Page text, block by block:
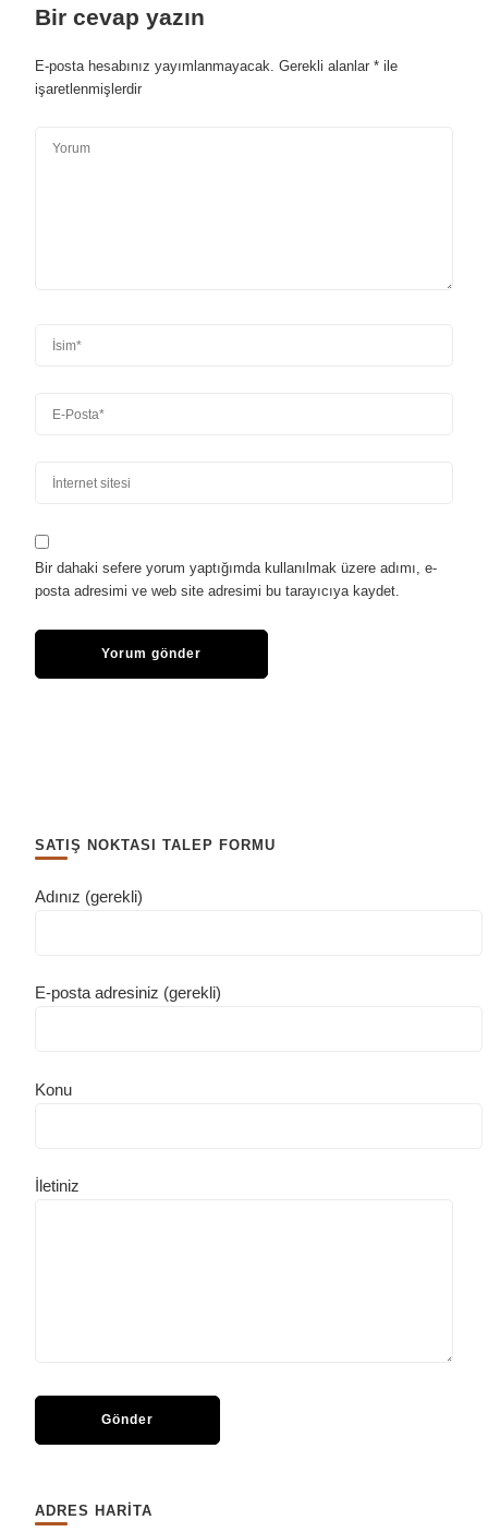
Bir cevap yazın
E-posta hesabınız yayımlanmayacak. Gerekli alanlar * ile
işaretlenmişlerdir
Bir dahaki sefere yorum yaptığımda kullanılmak üzere adımı, e-
posta adresimi ve web site adresimi bu tarayıcıya kaydet.
SATIŞ NOKTASI TALEP FORMU
Adınız (gerekli)
E-posta adresiniz (gerekli)
Konu
İletiniz
ADRES HARİTA